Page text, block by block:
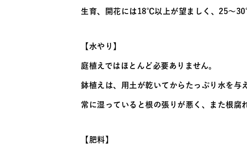
生育、開花には18℃以上が望ましく、25～
【水やり】
庭植えではほとんど必要ありません。
鉢植えは、用土が乾いてからたっぷり水を与
常に湿っていると根の張りが悪く、また根腐
【肥料】